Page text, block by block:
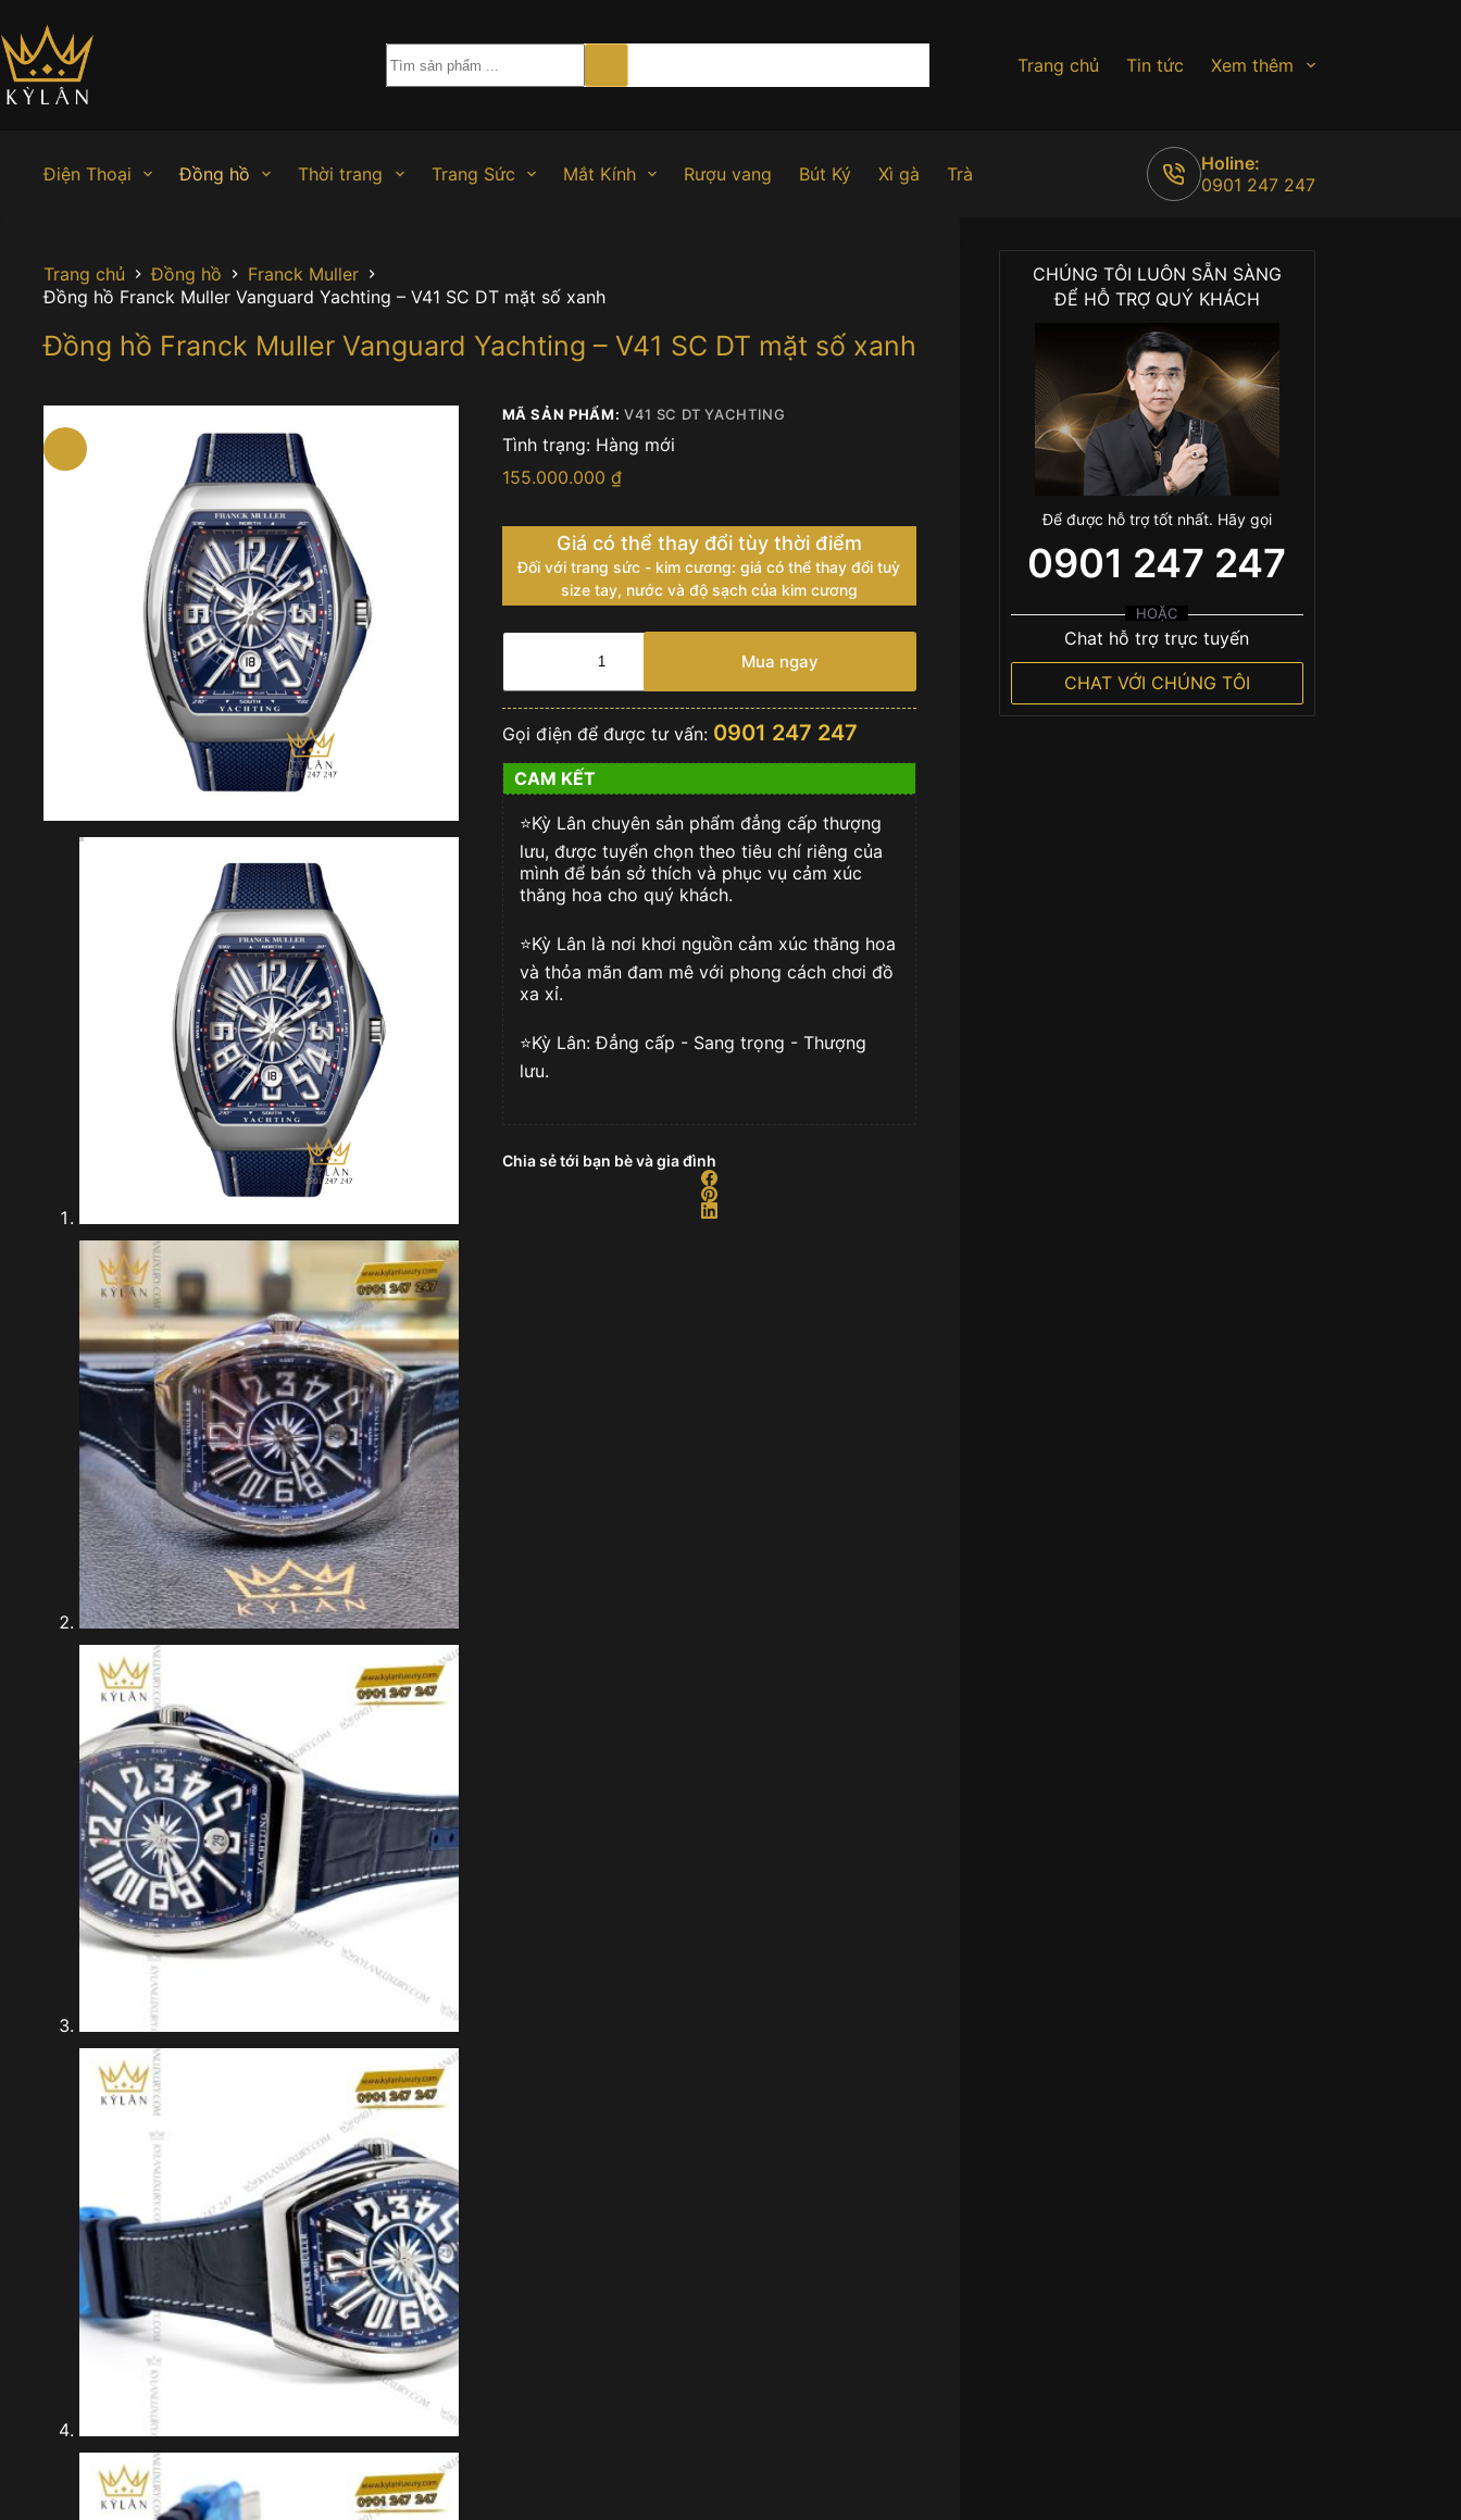
đến
phần
nội
dung
Trang chủ Tin tức Xem thêm
Điện Thoại Đồng hồ Thời trang Trang Sức Mắt Kính Rượu vang Bút Ký Xì gà Trà
Holine:
0901 247 247
Trang chủ Đồng hồ
Franck Muller
Đồng hồ Franck Muller Vanguard Yachting – V41 SC DT mặt số xanh
Đồng hồ Franck Muller Vanguard Yachting – V41 SC DT mặt số xanh
MÃ SẢN PHẨM: V41 SC DT YACHTING
Tình trạng: Hàng mới
155.000.000 ₫
Giá có thể thay đổi tùy thời điểm
Đối với trang sức - kim cương: giá có thể thay đổi tuỳ
size tay, nước và độ sạch của kim cương
Đồng
Muller
Vanguard
Yachting
-
V41
DT
mặt
xanh
Mua ngay
Gọi điện để được tư vấn: 0901 247 247
CAM KẾT
⭐️Kỳ Lân chuyên sản phẩm đẳng cấp thượng
lưu, được tuyển chọn theo tiêu chí riêng của
mình để bán sở thích và phục vụ cảm xúc
thăng hoa cho quý khách.
⭐️Kỳ Lân là nơi khơi nguồn cảm xúc thăng hoa
và thỏa mãn đam mê với phong cách chơi đồ
xa xỉ.
⭐️Kỳ Lân: Đẳng cấp - Sang trọng - Thượng
lưu.
Chia sẻ tới bạn bè và gia đình
CHÚNG TÔI LUÔN SẴN SÀNG
ĐỂ HỖ TRỢ QUÝ KHÁCH
Để được hỗ trợ tốt nhất. Hãy gọi
0901 247 247
HOẶC
Chat hỗ trợ trực tuyến
CHAT VỚI CHÚNG TÔI